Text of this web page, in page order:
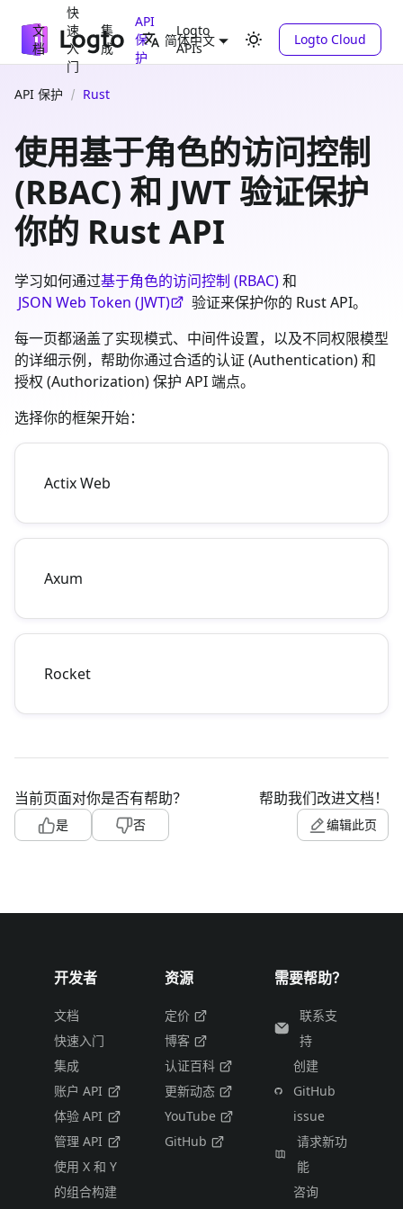
文
档
快
速
入
门
集
成
API
保
护
Logto
APIs
简体中文 Logto Cloud
API 保护 Rust
使用基于角色的访问控制
(RBAC) 和 JWT 验证保护
你的 Rust API
学习如何通过基于角色的访问控制 (RBAC)和
JSON Web Token (JWT)
验证来保护你的 Rust API。
每一页都涵盖了实现模式、中间件设置，以及不同权限模型
的详细示例，帮助你通过合适的认证 (Authentication) 和
授权 (Authorization) 保护 API 端点。
选择你的框架开始：
Actix Web
Axum
Rocket
当前页面对你是否有帮助？
是 否
帮助我们改进文档！
编辑此页
开发者
文档
快速入门
集成
账户 API
体验 API
管理 API
使用 X 和 Y
的组合构建
资源
定价
博客
认证百科
更新动态
YouTube
GitHub
需要帮助？
联系支
持
创建
GitHub
issue
请求新功
能
咨询